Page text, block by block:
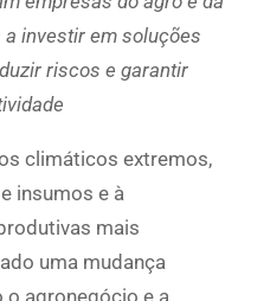
investir em soluções
riscos e garantir
climáticos extremos,
insumos e à
mais
uma mudança